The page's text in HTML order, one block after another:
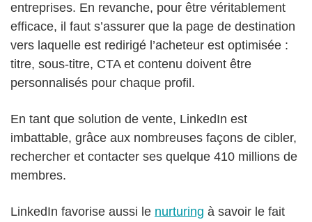
entreprises. En revanche, pour être véritablement
efficace, il faut s’assurer que la page de destination
vers laquelle est redirigé l’acheteur est optimisée :
titre, sous-titre, CTA et contenu doivent être
personnalisés pour chaque profil.
En tant que solution de vente, LinkedIn est
imbattable, grâce aux nombreuses façons de cibler,
rechercher et contacter ses quelque 410 millions de
membres.
LinkedIn favorise aussi le nurturing à savoir le fait